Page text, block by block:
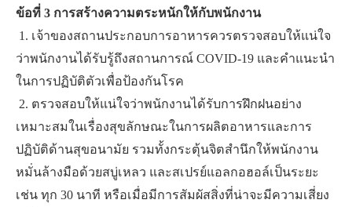
ข้อที่ 3 การสร้างความตระหนักให้กับพนักงาน​ ​ ​
​ ​1. ​เจ้าของสถานประกอบการอาหารควรตรวจสอบให้แน่ใจ
ว่าพนักงานได้รับรู้ถึงสถานการณ์ COVID-19 และคำแนะนำ
ในการปฏิบัติตัวเพื่อป้องกันโรค
​ ​2. ​ตรวจสอบให้แน่ใจว่าพนักงานได้รับการฝึกฝนอย่าง
เหมาะสมในเรื่องสุขลักษณะในการผลิตอาหารและการ
ปฏิบัติด้านสุขอนามัย รวมทั้งกระตุ้นจิตสำนึกให้พนักงาน
หมั่นล้างมือด้วยสบู่เหลว และสเปรย์แอลกอฮอล์เป็นระยะ
เช่น ทุก 30 นาที หรือเมื่อมีการสัมผัสสิ่งที่น่าจะมีความเสี่ยง